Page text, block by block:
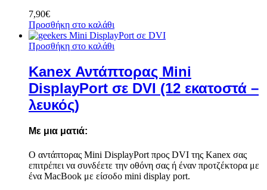
7,90€
Προσθήκη στο καλάθι
Προσθήκη στο καλάθι
Kanex Αντάπτορας Mini
DisplayPort σε DVI (12 εκατοστά –
λευκός)
Με μια ματιά:
Ο αντάπτορας Mini DisplayPort προς DVI της Kanex σας
επιτρέπει να συνδέετε την οθόνη σας ή έναν προτζέκτορα με
ένα MacBook με είσοδο mini display port.